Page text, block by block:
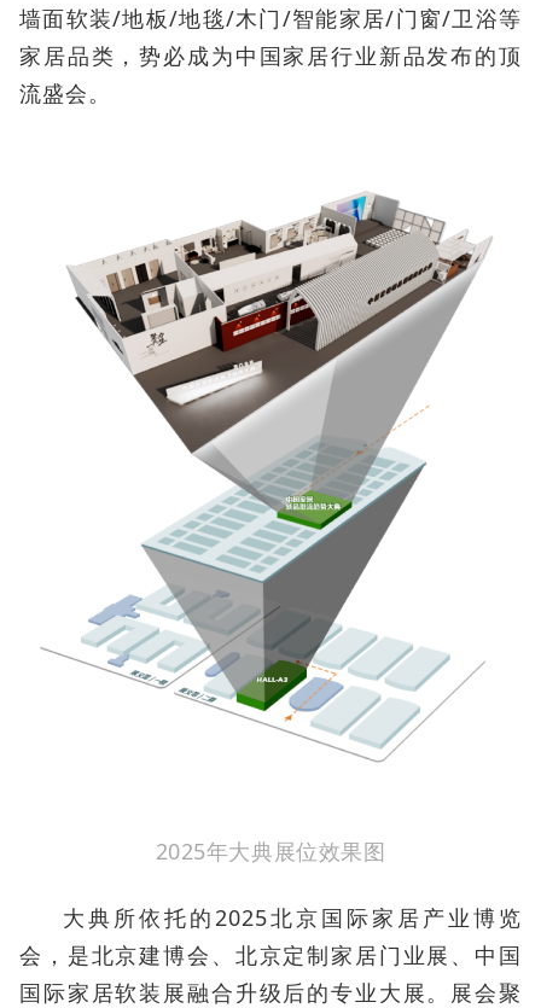
墙面软装/地板/地毯/木门/智能家居/门窗/卫浴等
家居品类，势必成为中国家居行业新品发布的顶
流盛会。
2025年大典展位效果图
大典所依托的2025北京国际家居产业博览
会，是北京建博会、北京定制家居门业展、中国
国际家居软装展融合升级后的专业大展。展会聚